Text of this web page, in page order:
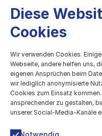
kulturBdigital
Digitale
Technologiestiftung
Grunewaldstr. 61-62,
kultur@ts.berlin
Diese
Cookies
Wir verwenden Cookies.
Webseite, andere helfen uns,
eigenen Ansprüchen beim
wir lediglich anonymisierte
Cookies zum Einsatz
ansprechender zu gestalten,
unserer Social-Media-Kanäle
Notwendig